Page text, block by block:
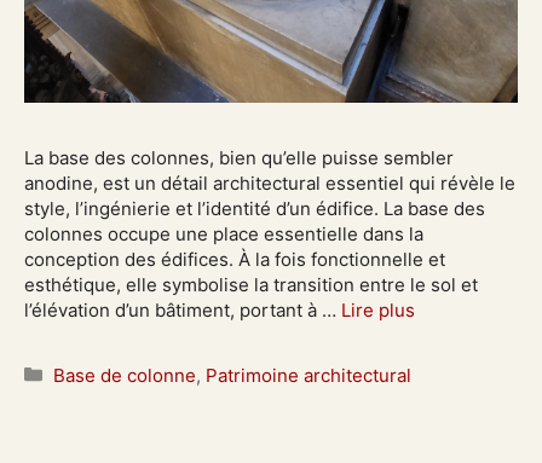
La base des colonnes, bien qu’elle puisse sembler
anodine, est un détail architectural essentiel qui révèle le
style, l’ingénierie et l’identité d’un édifice. La base des
colonnes occupe une place essentielle dans la
conception des édifices. À la fois fonctionnelle et
esthétique, elle symbolise la transition entre le sol et
l’élévation d’un bâtiment, portant à … Lire plus
Catégories
Base de colonne, Patrimoine architectural